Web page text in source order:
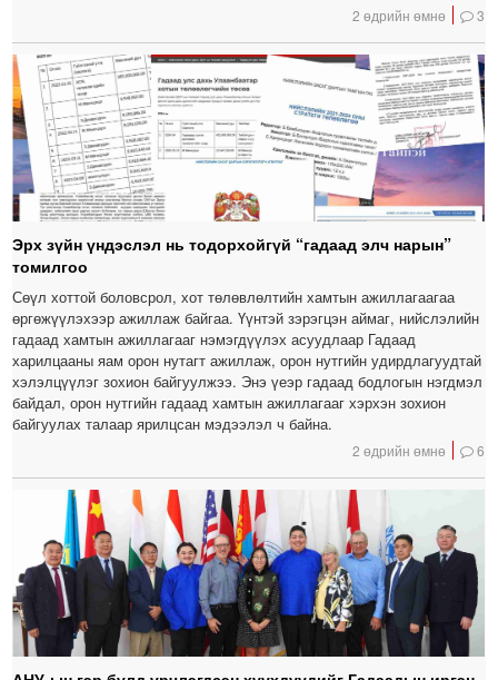
2 өдрийн өмнө 3
Эрх зүйн үндэслэл нь тодорхойгүй “гадаад элч нарын”
томилгоо
Сөүл хоттой боловсрол, хот төлөвлөлтийн хамтын ажиллагаагаа
өргөжүүлэхээр ажиллаж байгаа. Үүнтэй зэрэгцэн аймаг, нийслэлийн
гадаад хамтын ажиллагааг нэмэгдүүлэх асуудлаар Гадаад
харилцааны яам орон нутагт ажиллаж, орон нутгийн удирдлагуудтай
хэлэлцүүлэг зохион байгуулжээ. Энэ үеэр гадаад бодлогын нэгдмэл
байдал, орон нутгийн гадаад хамтын ажиллагааг хэрхэн зохион
байгуулах талаар ярилцсан мэдээлэл ч байна.
2 өдрийн өмнө 6